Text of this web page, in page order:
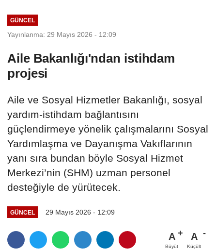
GÜNCEL
Yayınlanma: 29 Mayıs 2026 - 12:09
Aile Bakanlığı'ndan istihdam
projesi
Aile ve Sosyal Hizmetler Bakanlığı, sosyal
yardım-istihdam bağlantısını
güçlendirmeye yönelik çalışmalarını Sosyal
Yardımlaşma ve Dayanışma Vakıflarının
yanı sıra bundan böyle Sosyal Hizmet
Merkezi’nin (SHM) uzman personel
desteğiyle de yürütecek.
GÜNCEL 29 Mayıs 2026 - 12:09
A
Büyüt
A
Küçült